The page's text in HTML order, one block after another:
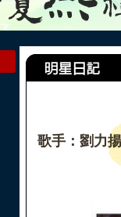
歌手：劉力揚